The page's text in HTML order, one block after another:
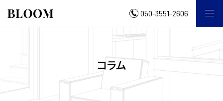
050-3551-2606
コラム